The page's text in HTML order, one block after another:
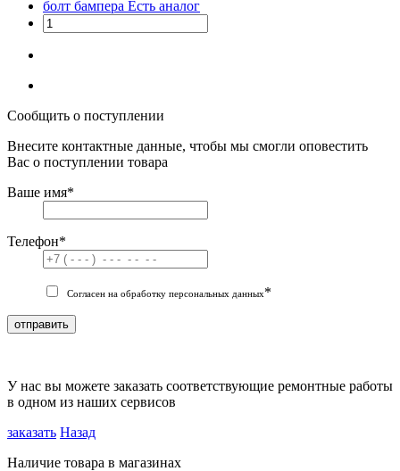
болт бампера Есть аналог
Сообщить о поступлении
Внесите контактные данные, чтобы мы смогли оповестить
Вас о поступлении товара
Ваше имя*
Телефон*
Согласен на обработку персональных данных*
отправить
У нас вы можете заказать соответствующие ремонтные работы
в одном из наших сервисов
заказать Назад
Наличие товара в магазинах